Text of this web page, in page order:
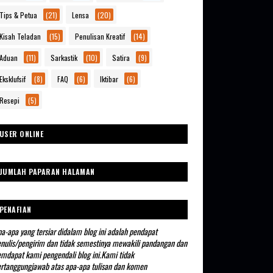
Tips & Petua (21) Lensa (20)
Kisah Teladan (15) Penulisan Kreatif (14)
Aduan (11) Sarkastik (10) Satira (9)
Eksklufsif (8) FAQ (6) Iktibar (6)
Resepi (5)
USER ONLINE
JUMLAH PAPARAN HALAMAN
PENAFIAN
apa yang tersiar didalam blog ini adalah pendapat
pengirim dan tidak semestinya mewakili pandangan dan
kami pengendali blog ini.Kami tidak
atas apa-apa tulisan dan komen